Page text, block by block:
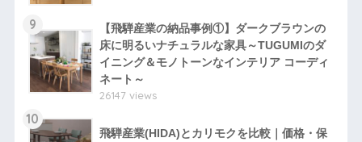
9
【飛騨産業の納品事例①】ダークブラウンの
床に明るいナチュラルな家具～TUGUMIのダ
イニング＆モノトーンなインテリア コーディ
ネート～
26147 views
10
飛騨産業(HIDA)とカリモクを比較｜価格・保